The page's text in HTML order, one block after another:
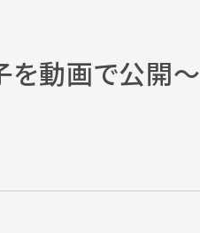
を動画で公開～